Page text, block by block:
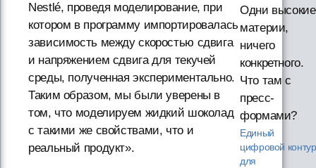
Nestlé, проведя моделирование, при
котором в программу импортировалась
зависимость между скоростью сдвига
и напряжением сдвига для текучей
среды, полученная экспериментально.
Таким образом, мы были уверены в
том, что моделируем жидкий шоколад
с такими же свойствами, что и
реальный продукт».
Одни высокие
материи,
ничего
конкретного.
Что там с
пресс-
формами?
Единый
цифровой контур
для